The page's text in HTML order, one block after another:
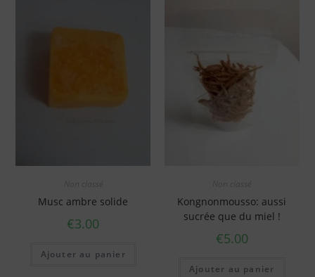
Non classé
Musc ambre solide
€3.00
Ajouter au panier
Non classé
Kongnonmousso: aussi
sucrée que du miel !
€5.00
Ajouter au panier